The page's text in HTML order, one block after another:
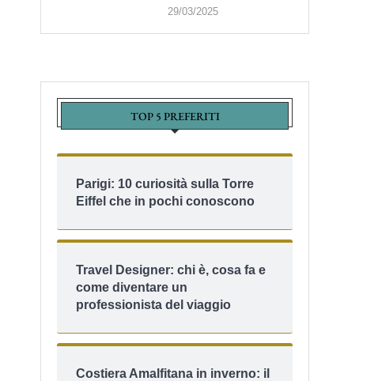
29/03/2025
TOP 5 PREFERITI
Parigi: 10 curiosità sulla Torre
Eiffel che in pochi conoscono
Travel Designer: chi è, cosa fa e
come diventare un
professionista del viaggio
Costiera Amalfitana in inverno: il